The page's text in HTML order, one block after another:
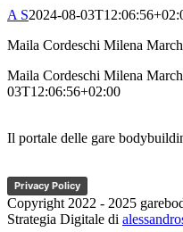
A S2024-08-
Maila Cordeschi Milena
Maila Cordeschi Milena
03T12:06:56+02:00
Il portale delle gare
Privacy Policy
Copyright 2022 - 2025
Strategia Digitale di